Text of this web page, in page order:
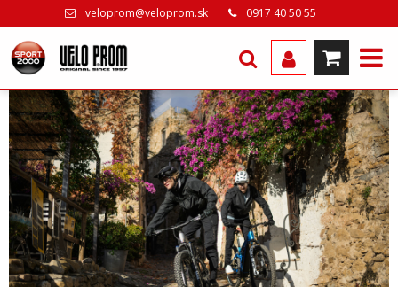
veloprom@veloprom.sk 0917 40 50 55